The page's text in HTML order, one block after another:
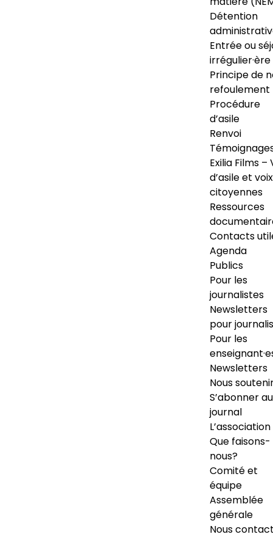
Détention
Entrée ou
irrégulier·ère
Principe de
refoulement
Procédure
d’asile
Renvoi
Exilia Films –
d’asile et voix
citoyennes
Ressources
Contacts
Agenda
Publics
Pour les
journalistes
Newsletters
pour
Pour les
Newsletters
Nous
S’abonner au
journal
L’association
Que faisons-
nous?
Comité et
équipe
Assemblée
générale
Nous